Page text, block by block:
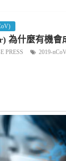
為什麼有機
PRESS 2019-